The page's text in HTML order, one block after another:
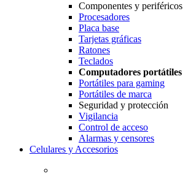
Componentes y periféricos
Procesadores
Placa base
Tarjetas gráficas
Ratones
Teclados
Computadores portátiles
Portátiles para gaming
Portátiles de marca
Seguridad y protección
Vigilancia
Control de acceso
Alarmas y censores
Celulares y Accesorios